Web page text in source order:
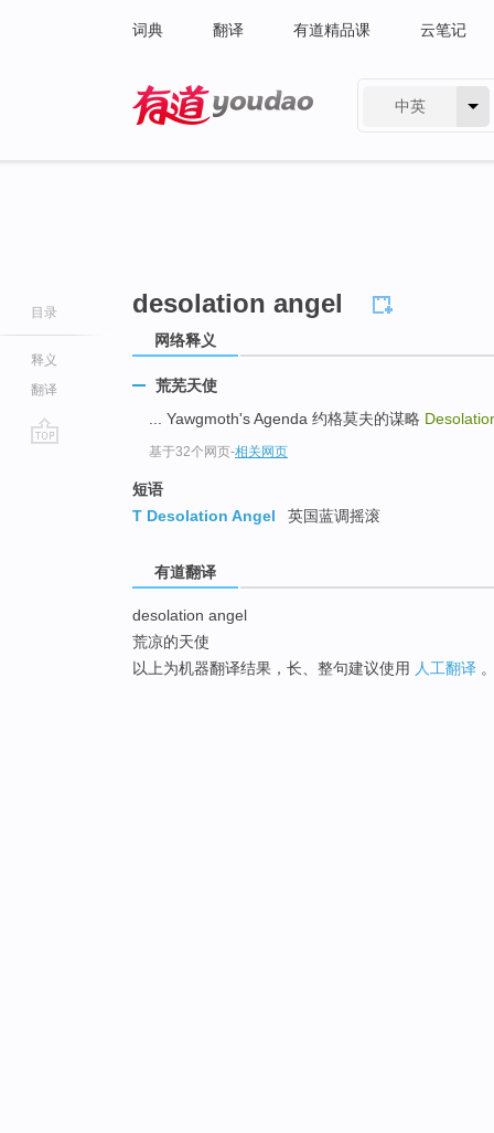
词典 翻译 有道精品课 云笔记
中英
目录
释义
翻译
desolation angel
网络释义
荒芜天使
... Yawgmoth's Agenda 约格莫夫的谋略
基于32个网页-相关网页
短语
T Desolation Angel
英国蓝调摇滚
有道翻译
desolation angel
荒凉的天使
以上为机器翻译结果，长、整句建议使用 人工翻译